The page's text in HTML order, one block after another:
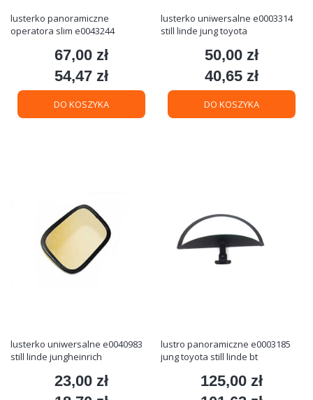
lusterko panoramiczne
operatora slim e0043244
Cena
67,00 zł
Cena
54,47 zł
DO KOSZYKA
lusterko uniwersalne e0003314
still linde jung toyota
Cena
50,00 zł
Cena
40,65 zł
DO KOSZYKA
lusterko uniwersalne e0040983
still linde jungheinrich
Cena
23,00 zł
lustro panoramiczne e0003185
jung toyota still linde bt
Cena
125,00 zł